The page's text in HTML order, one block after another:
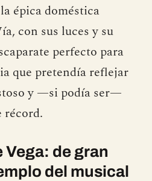
épica doméstica
con sus luces y su
perfecto para
que pretendía reflejar
y —si podía ser—
récord.
Vega: de gran
del musical